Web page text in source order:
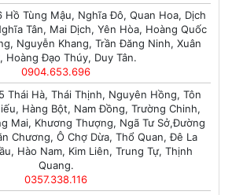
Hồ Tùng Mậu, Nghĩa Đô, Quan Hoa, Dịch
Tân, Mai Dịch, Yên Hòa, Hoàng Quốc
Nguyễn Khang, Trần Đăng Ninh, Xuân
Hoàng Đạo Thúy, Duy Tân.
0904.653.696
Thái Hà, Thái Thịnh, Nguyên Hồng, Tôn
Hàng Bột, Nam Đồng, Trường Chinh,
Mai, Khương Thượng, Ngã Tư Sở,Đường
Chương, Ô Chợ Dừa, Thổ Quan, Đê La
Hào Nam, Kim Liên, Trung Tự, Thịnh
Quang.
0357.338.116